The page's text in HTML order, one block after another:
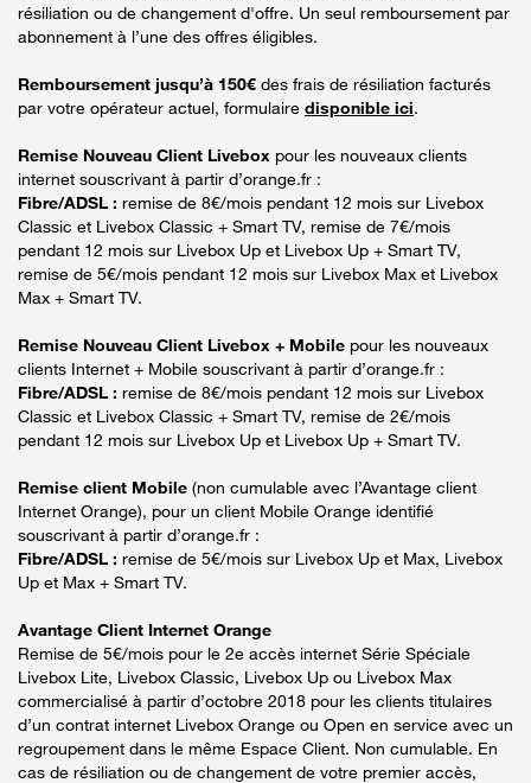
résiliation ou de changement d'offre. Un seul remboursement par
abonnement à l’une des offres éligibles.
Remboursement jusqu’à 150€ des frais de résiliation facturés
par votre opérateur actuel, formulaire disponible ici.
Remise Nouveau Client Livebox pour les nouveaux clients
internet souscrivant à partir d’orange.fr :
Fibre/ADSL : remise de 8€/mois pendant 12 mois sur Livebox
Classic et Livebox Classic + Smart TV, remise de 7€/mois
pendant 12 mois sur Livebox Up et Livebox Up + Smart TV,
remise de 5€/mois pendant 12 mois sur Livebox Max et Livebox
Max + Smart TV.
Remise Nouveau Client Livebox + Mobile pour les nouveaux
clients Internet + Mobile souscrivant à partir d’orange.fr :
Fibre/ADSL : remise de 8€/mois pendant 12 mois sur Livebox
Classic et Livebox Classic + Smart TV, remise de 2€/mois
pendant 12 mois sur Livebox Up et Livebox Up + Smart TV.
Remise client Mobile (non cumulable avec l’Avantage client
Internet Orange), pour un client Mobile Orange identifié
souscrivant à partir d’orange.fr :
Fibre/ADSL : remise de 5€/mois sur Livebox Up et Max, Livebox
Up et Max + Smart TV.
Avantage Client Internet Orange
Remise de 5€/mois pour le 2e accès internet Série Spéciale
Livebox Lite, Livebox Classic, Livebox Up ou Livebox Max
commercialisé à partir d’octobre 2018 pour les clients titulaires
d’un contrat internet Livebox Orange ou Open en service avec un
regroupement dans le même Espace Client. Non cumulable. En
cas de résiliation ou de changement de votre premier accès,